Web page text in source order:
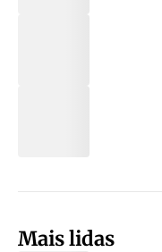
Mais lidas